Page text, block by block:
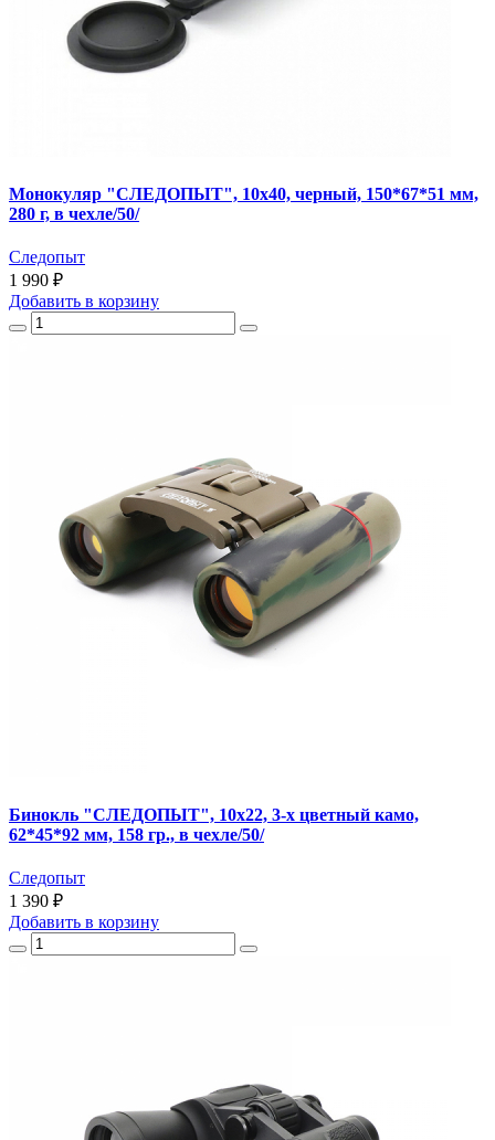
Монокуляр "СЛЕДОПЫТ", 10х40, черный, 150*67*51 мм,
280 г, в чехле/50/
Следопыт
1 990 ₽
Добавить в корзину
Бинокль "СЛЕДОПЫТ", 10х22, 3-х цветный камо,
62*45*92 мм, 158 гр., в чехле/50/
Следопыт
1 390 ₽
Добавить в корзину